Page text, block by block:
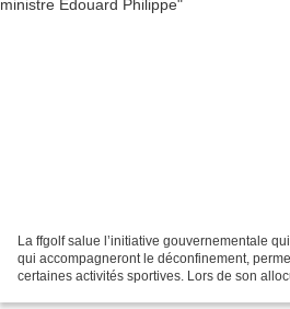
La ffgolf salue l’initiative gouvernementale
qui accompagneront le déconfinement,
certaines activités sportives. Lors de son